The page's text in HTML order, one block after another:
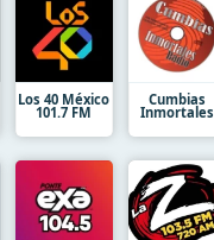
Los 40 México
101.7 FM
Cumbias
Inmortales